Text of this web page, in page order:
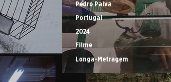
Longa-Metragem
Pedro Paiva
Portugal
2024
Filme